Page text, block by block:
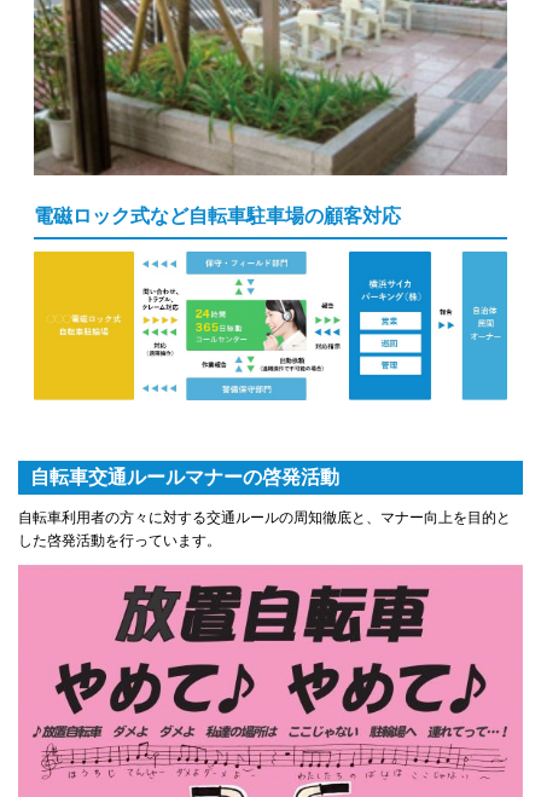
電磁ロック式など自転車駐車場の顧客対応
自転車交通ルールマナーの啓発活動
自転車利用者の方々に対する交通ルールの周知徹底と、マナー向上を目的と
した啓発活動を行っています。